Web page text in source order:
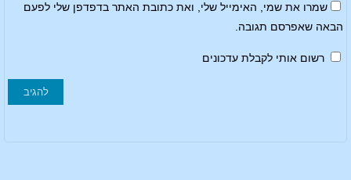
שמרו את שמי, האימייל שלי, ואת כתובת האתר בדפדפן שלי לפעם
הבאה שאפרסם תגובה.
רשום אותי לקבלת עדכונים